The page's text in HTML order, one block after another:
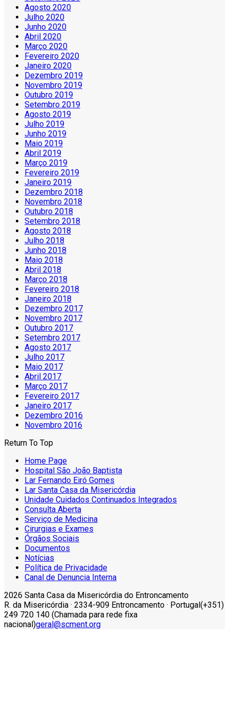
Agosto 2020
Julho 2020
Junho 2020
Abril 2020
Março 2020
Fevereiro 2020
Janeiro 2020
Dezembro 2019
Novembro 2019
Outubro 2019
Setembro 2019
Agosto 2019
Julho 2019
Junho 2019
Maio 2019
Abril 2019
Março 2019
Fevereiro 2019
Janeiro 2019
Dezembro 2018
Novembro 2018
Outubro 2018
Setembro 2018
Agosto 2018
Julho 2018
Junho 2018
Maio 2018
Abril 2018
Março 2018
Fevereiro 2018
Janeiro 2018
Dezembro 2017
Novembro 2017
Outubro 2017
Setembro 2017
Agosto 2017
Julho 2017
Maio 2017
Abril 2017
Março 2017
Fevereiro 2017
Janeiro 2017
Dezembro 2016
Novembro 2016
Return To Top
Home Page
Hospital São João Baptista
Lar Fernando Eiró Gomes
Lar Santa Casa da Misericórdia
Unidade Cuidados Continuados Integrados
Consulta Aberta
Serviço de Medicina
Cirurgias e Exames
Órgãos Sociais
Documentos
Notícias
Política de Privacidade
Canal de Denuncia Interna
2026 Santa Casa da Misericórdia do Entroncamento
R. da Misericórdia · 2334-909 Entroncamento · Portugal(+351)
249 720 140 (Chamada para rede fixa
nacional)geral@scment.org